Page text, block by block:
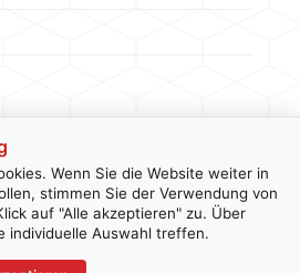
ImpressumDatenschutz
Wenn Sie die Website weiter in
stimmen Sie der Verwendung von
auf "Alle akzeptieren" zu. Über
individuelle Auswahl treffen.